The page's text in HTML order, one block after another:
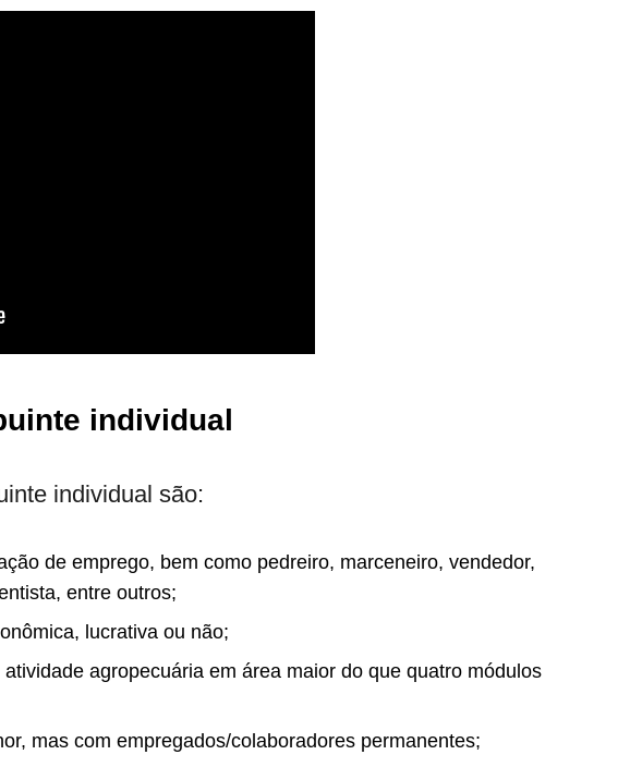
individual
individual são:
de emprego, bem como pedreiro, marceneiro, vendedor,
entre outros;
lucrativa ou não;
agropecuária em área maior do que quatro módulos
mas com empregados/colaboradores permanentes;